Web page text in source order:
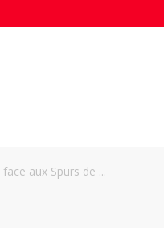
aux Spurs de ...